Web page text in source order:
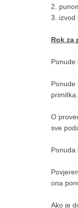
2.
3. izvod
Rok za
Ponude
Ponude
O
sve
Ponuda
ona
Ako je